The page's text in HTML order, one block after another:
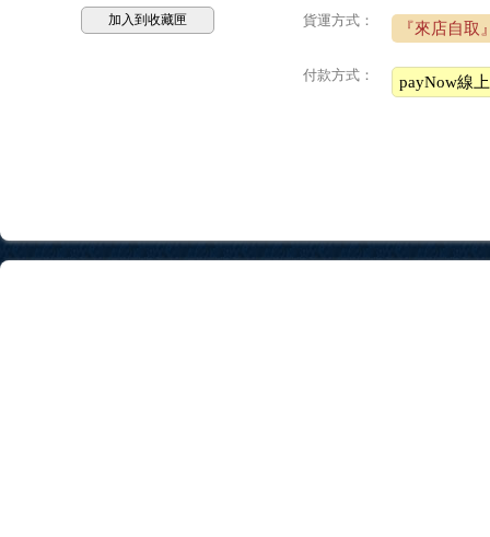
加入到收藏匣 貨運方式： 『來店自取
付款方式： payNow線